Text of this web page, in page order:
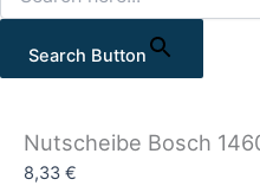
Search Button
Nutscheibe Bosch
8,33 €